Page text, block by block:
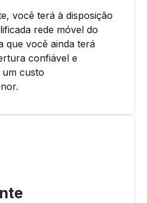
você terá à disposição
rede móvel do
que você ainda terá
confiável e
custo